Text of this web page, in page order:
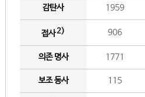
감탄사 1959
접사2) 906
의존 명사 1771
보조 동사 115